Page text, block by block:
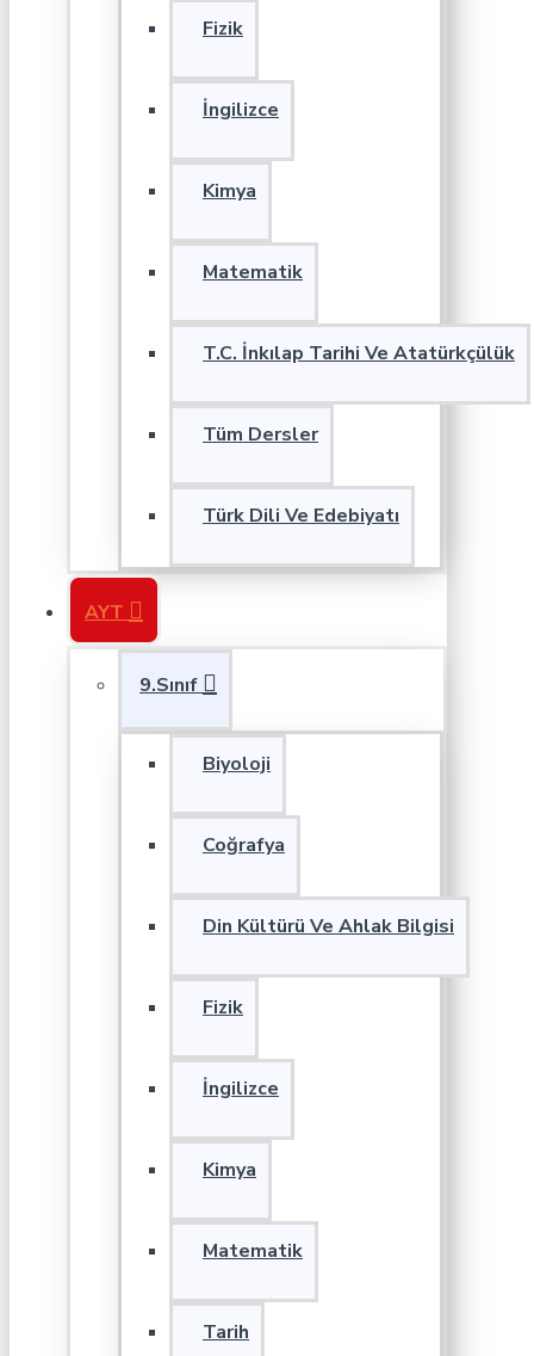
Fizik
İngilizce
Kimya
Matematik
T.C. İnkılap Tarihi Ve Atatürkçülük
Tüm Dersler
Türk Dili Ve Edebiyatı
AYT
9.Sınıf
Biyoloji
Coğrafya
Din Kültürü Ve Ahlak Bilgisi
Fizik
İngilizce
Kimya
Matematik
Tarih